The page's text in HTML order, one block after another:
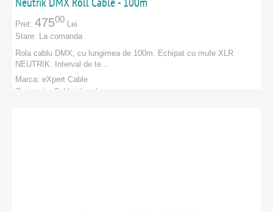
Pret: 47500 Lei
Stare: La comanda
Rola cablu DMX, cu lungimea de 100m. Echipat cu mufe XLR
NEUTRIK. Interval de te...
Marca: eXpert Cable
Categorie: Cabluri la rola